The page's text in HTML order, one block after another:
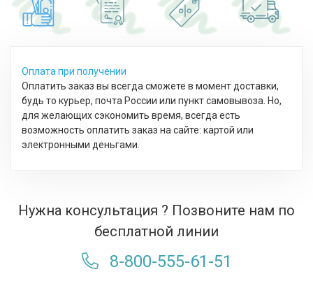
Оплата при получении
Оплатить заказ вы всегда сможете в момент доставки,
будь то курьер, почта России или пункт самовывоза. Но,
для желающих сэкономить время, всегда есть
возможность оплатить заказ на сайте: картой или
электронными деньгами.
Нужна консультация ? Позвоните нам по
бесплатной линии
8-800-555-61-51